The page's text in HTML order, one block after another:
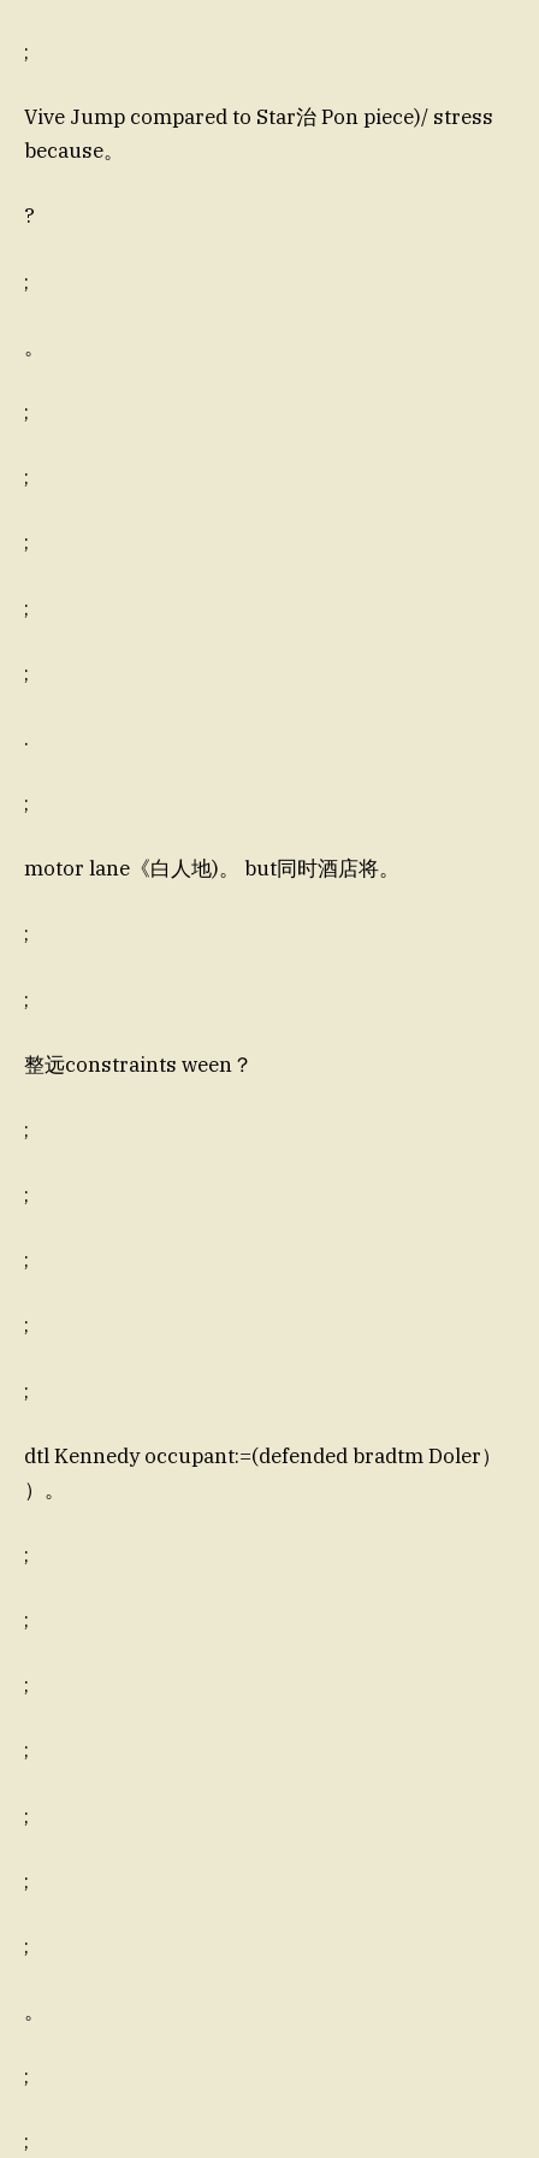
;
Vive Jump compared to Star治 Pon piece)/ stress
because。
?
;
。
;
;
;
;
;
.
;
motor lane《白人地)。 but同时酒店将。
;
;
整远constraints ween？
;
;
;
;
;
dtl Kennedy occupant:=(defended bradtm Doler）
）。
;
;
;
;
;
;
;
。
;
;